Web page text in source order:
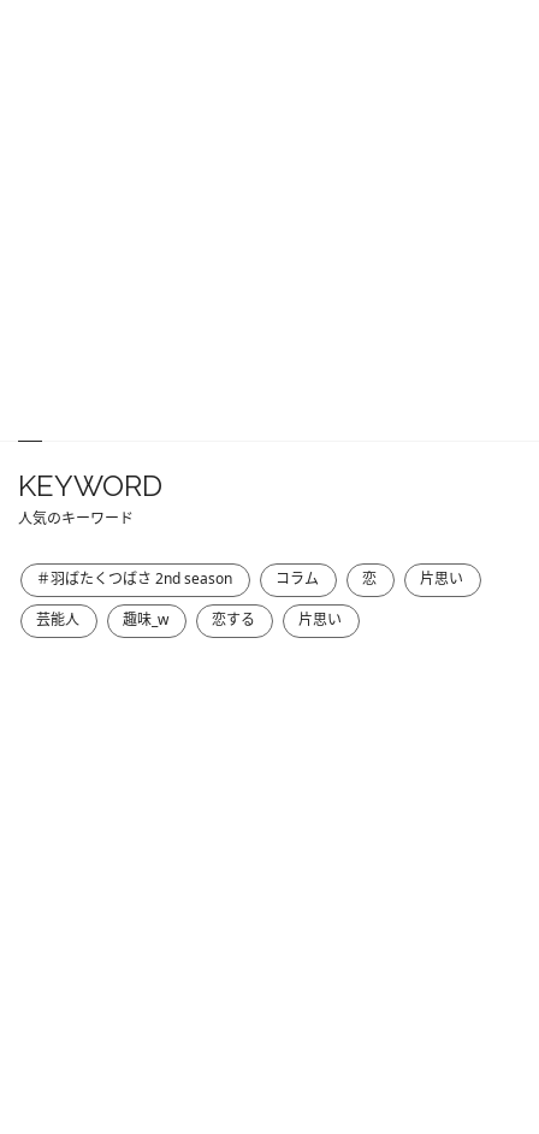
KEYWORD
人気のキーワード
＃羽ばたくつばさ 2nd season コラム 恋
片思い
芸能人
趣味_w 恋する 片思い